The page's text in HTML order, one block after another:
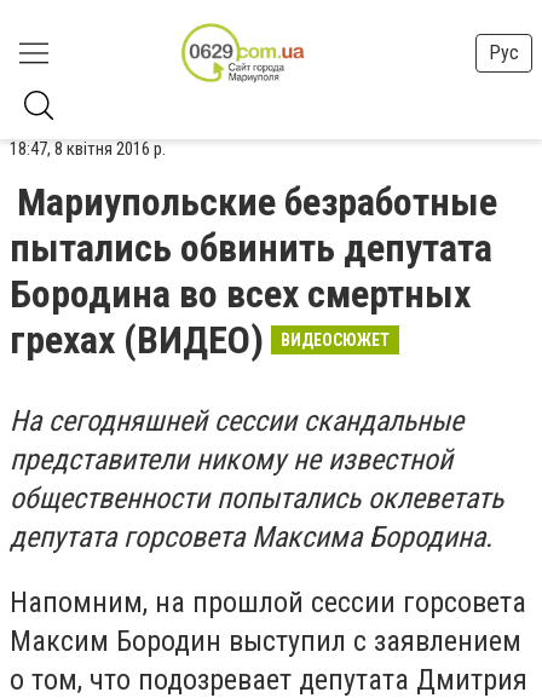
Рус
18:47, 8 квітня 2016 р.
Мариупольские безработные
пытались обвинить депутата
Бородина во всех смертных
грехах (ВИДЕО)
ВИДЕОСЮЖЕТ
На сегодняшней сессии скандальные
представители никому не известной
общественности попытались оклеветать
депутата горсовета Максима Бородина.
Напомним, на прошлой сессии горсовета
Максим Бородин выступил с заявлением
о том, что подозревает депутата Дмитрия